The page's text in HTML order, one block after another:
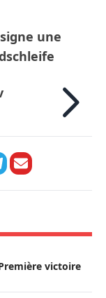
une
victoire